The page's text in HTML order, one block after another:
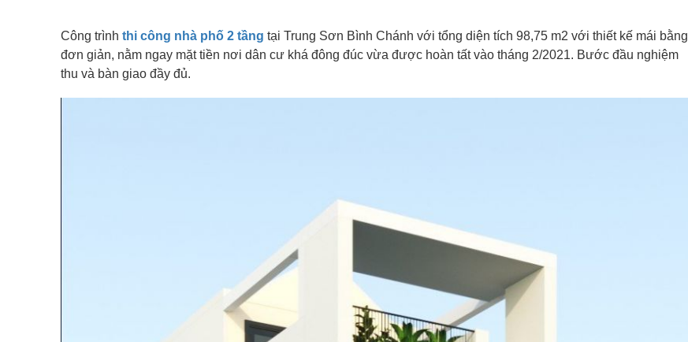
Công trình thi công nhà phố 2 tầng tại Trung Sơn Bình Chánh với tổng diện tích 98,75 m2 với thiết kế mái bằng
đơn giản, nằm ngay mặt tiền nơi dân cư khá đông đúc vừa được hoàn tất vào tháng 2/2021. Bước đầu nghiệm
thu và bàn giao đầy đủ.